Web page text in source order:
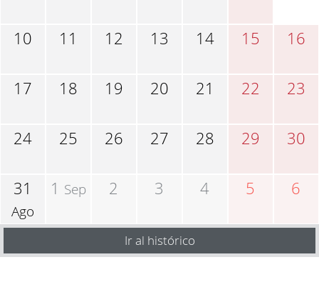
10 11 12 13 14 15 16
17 18 19 20 21 22 23
24 25 26 27 28 29 30
31
Ago
1 Sep 2 3 4 5 6
Ir al histórico